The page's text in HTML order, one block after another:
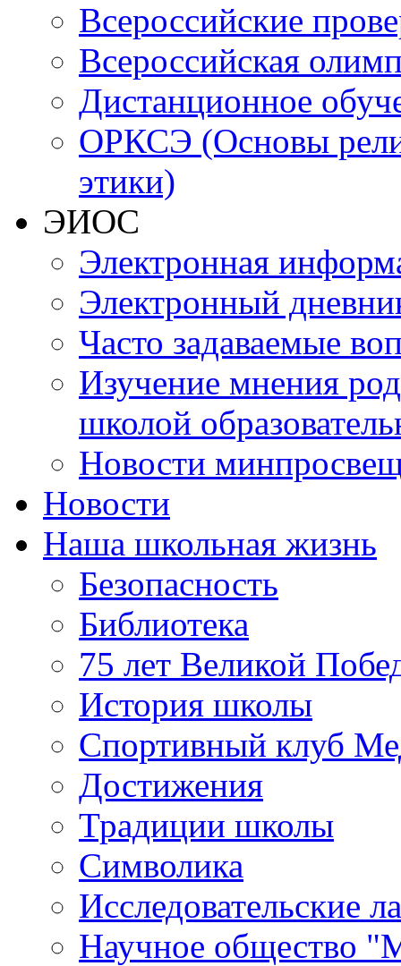
Всероссийские
Всероссийская
Дистанционное
ОРКСЭ (Основы
этики)
ЭИОС
Электронная
Электронный
Часто задаваемые
Изучение мнения
школой
Новости
Новости
Наша школьная жизнь
Безопасность
Библиотека
75 лет Великой
История школы
Спортивный клуб
Достижения
Традиции школы
Символика
Исследовательские
Научное общество